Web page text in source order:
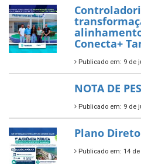
Prefeitura
inscrições
Multicultural
Publicado em: 9 de
🌳🌱 Projeto
Publicado em: 9 de
🌿🚤
Ambiente